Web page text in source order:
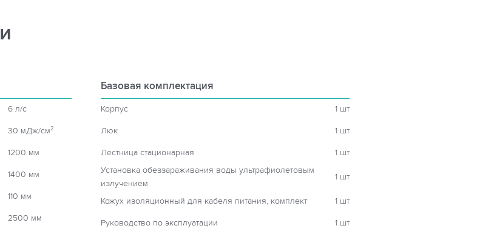
6 л/c
30 мДж/см2
1200 мм
1400 мм
110 мм
2500 мм
Базовая комплектация
Корпус 1 шт
Люк 1 шт
Лестница стационарная
1 шт
Установка обеззараживания воды ультрафиолетовым
излучением
1 шт
Кожух изоляционный для кабеля питания, комплект 1 шт
Руководство по эксплуатации 1 шт